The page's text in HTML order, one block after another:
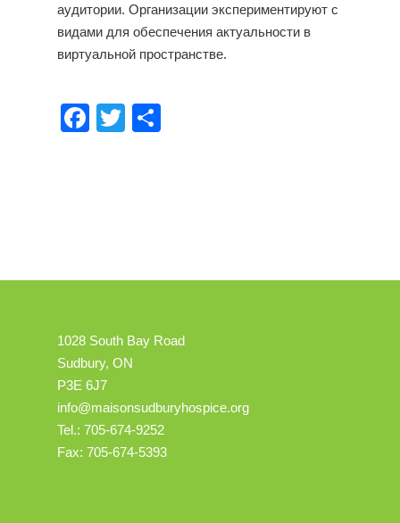
аудитории. Организации экспериментируют с
видами для обеспечения актуальности в
виртуальной пространстве.
Facebook
Twitter
1028 South Bay Road
Sudbury, ON
P3E 6J7
info@maisonsudburyhospice.org
Tel.: 705-674-9252
Fax: 705-674-5393